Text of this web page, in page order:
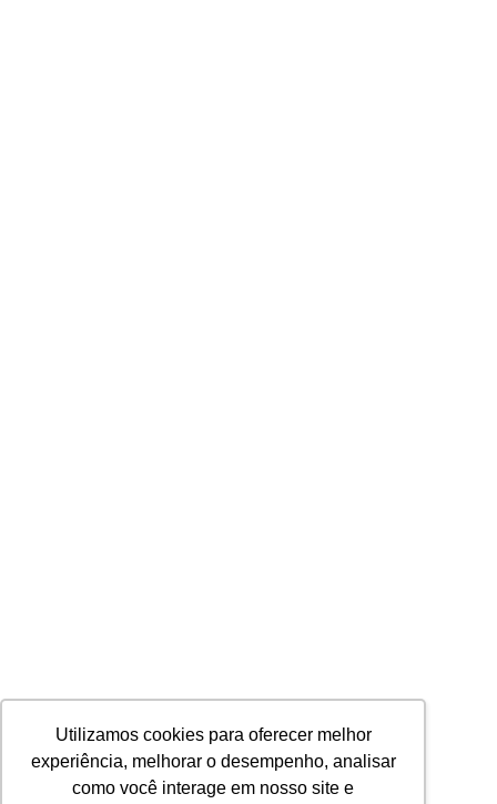
Utilizamos cookies para oferecer melhor
experiência, melhorar o desempenho, analisar
como você interage em nosso site e